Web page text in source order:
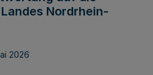
Nordrhein-
2026